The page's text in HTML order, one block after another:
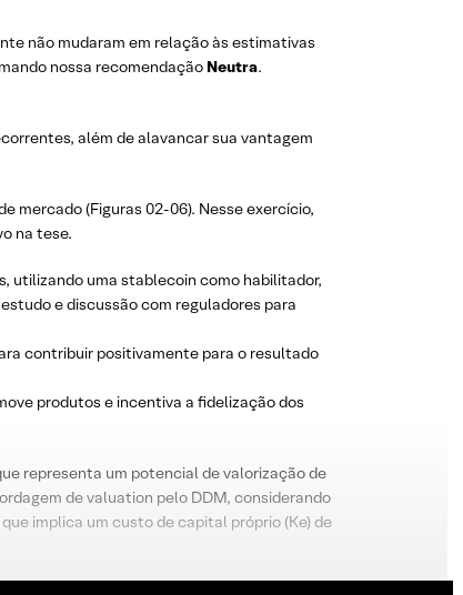
não mudaram em relação às estimativas
nossa recomendação Neutra.
além de alavancar sua vantagem
mercado (Figuras 02-06). Nesse exercício,
na tese.
utilizando uma stablecoin como habilitador,
e discussão com reguladores para
contribuir positivamente para o resultado
produtos e incentiva a fidelização dos
representa um potencial de valorização de
de valuation pelo DDM, considerando
implica um custo de capital próprio (Ke) de